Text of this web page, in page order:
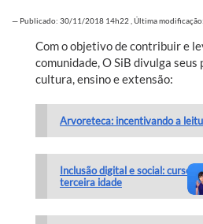
— Publicado: 30/11/2018 14h22 Última
Com o objetivo de contribuir e
comunidade, O SiB divulga
cultura, ensino e extensão:
Arvoreteca: incentivando a
Inclusão digital e social: curso
terceira idade